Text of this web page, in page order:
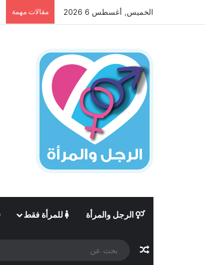
الخميس, أغسطس 6 2026 مقالات مهمة
الرجل والمرأة للمرأة فقط
مقال عشوائي